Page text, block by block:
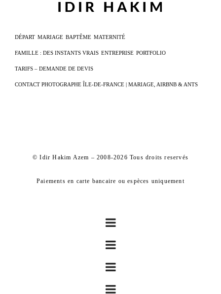
DÉPART MARIAGE BAPTÊME MATERNITÉ
FAMILLE : DES INSTANTS VRAIS ENTREPRISE PORTFOLIO
TARIFS – DEMANDE DE DEVIS
CONTACT PHOTOGRAPHE ÎLE-DE-FRANCE | MARIAGE, AIRBNB & ANTS
© Idir Hakim Azem – 2008-2026 Tous droits reservés
Paiements en carte bancaire ou espèces uniquement